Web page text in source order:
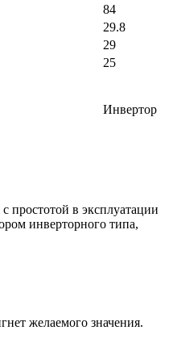
84
29.8
29
25
Инвертор
простотой в эксплуатации
инверторного типа,
желаемого значения.